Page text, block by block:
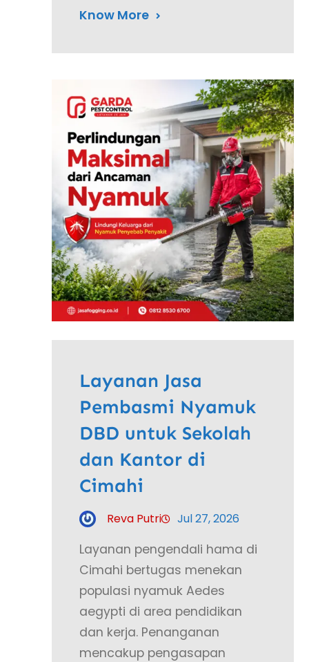
Know More
Layanan Jasa
Pembasmi Nyamuk
DBD untuk Sekolah
dan Kantor di
Cimahi
Reva Putri Jul 27, 2026
Layanan pengendali hama di
Cimahi bertugas menekan
populasi nyamuk Aedes
aegypti di area pendidikan
dan kerja. Penanganan
mencakup pengasapan